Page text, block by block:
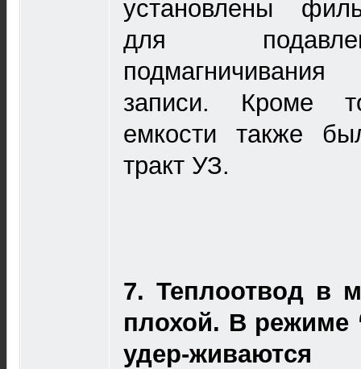
установлены
для
записи. Кроме
емкости также
тракт УЗ.
7. Теплоотвод в
плохой. В режиме
удер-